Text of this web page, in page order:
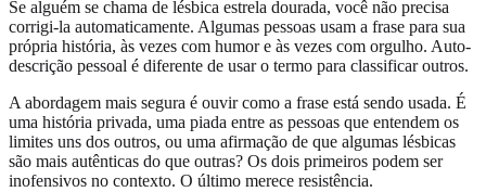
Se alguém se chama de lésbica estrela dourada, você não precisa
corrigi-la automaticamente. Algumas pessoas usam a frase para sua
própria história, às vezes com humor e às vezes com orgulho. Auto-
descrição pessoal é diferente de usar o termo para classificar outros.
A abordagem mais segura é ouvir como a frase está sendo usada. É
uma história privada, uma piada entre as pessoas que entendem os
limites uns dos outros, ou uma afirmação de que algumas lésbicas
são mais autênticas do que outras? Os dois primeiros podem ser
inofensivos no contexto. O último merece resistência.